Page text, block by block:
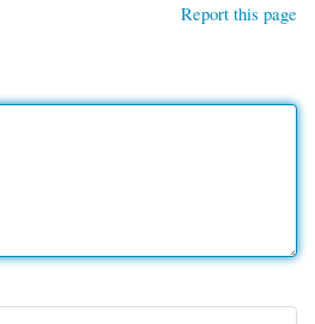
Report this page